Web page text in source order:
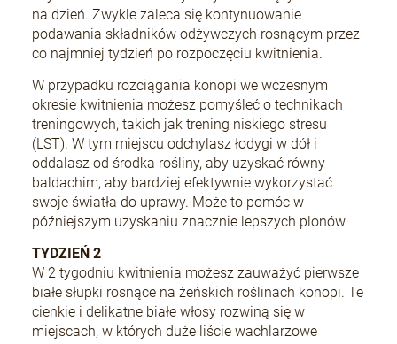
+Speed Auto
19,80 zł
DO KOSZYKA
na dzień. Zwykle zaleca się kontynuowanie
podawania składników odżywczych rosnącym przez
co najmniej tydzień po rozpoczęciu kwitnienia.
W przypadku rozciągania konopi we wczesnym
okresie kwitnienia możesz pomyśleć o technikach
treningowych, takich jak trening niskiego stresu
(LST). W tym miejscu odchylasz łodygi w dół i
oddalasz od środka rośliny, aby uzyskać równy
baldachim, aby bardziej efektywnie wykorzystać
swoje światła do uprawy. Może to pomóc w
późniejszym uzyskaniu znacznie lepszych plonów.
TYDZIEŃ 2
W 2 tygodniu kwitnienia możesz zauważyć pierwsze
białe słupki rosnące na żeńskich roślinach konopi. Te
cienkie i delikatne białe włosy rozwiną się w
miejscach, w których duże liście wachlarzowe